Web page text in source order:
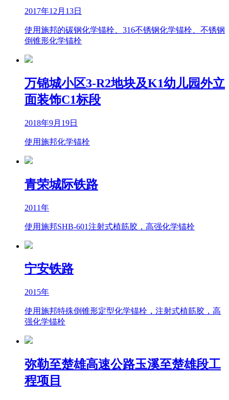
2017年12月13日
使用施邦的碳钢化学锚栓、316不锈钢化学锚栓、不锈钢
倒锥形化学锚栓
万锦城小区3-R2地块及K1幼儿园外立
面装饰C1标段
2018年9月19日
使用施邦化学锚栓
青荣城际铁路
2011年
使用施邦SHB-601注射式植筋胶，高强化学锚栓
宁安铁路
2015年
使用施邦特殊倒锥形定型化学锚栓，注射式植筋胶，高
强化学锚栓
弥勒至楚雄高速公路玉溪至楚雄段工
程项目